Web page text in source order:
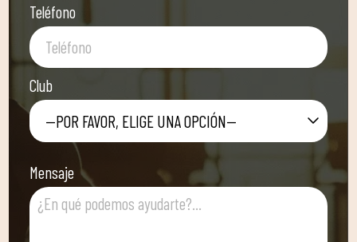
Teléfono
Club
—POR FAVOR, ELIGE UNA OPCIÓN—
Mensaje